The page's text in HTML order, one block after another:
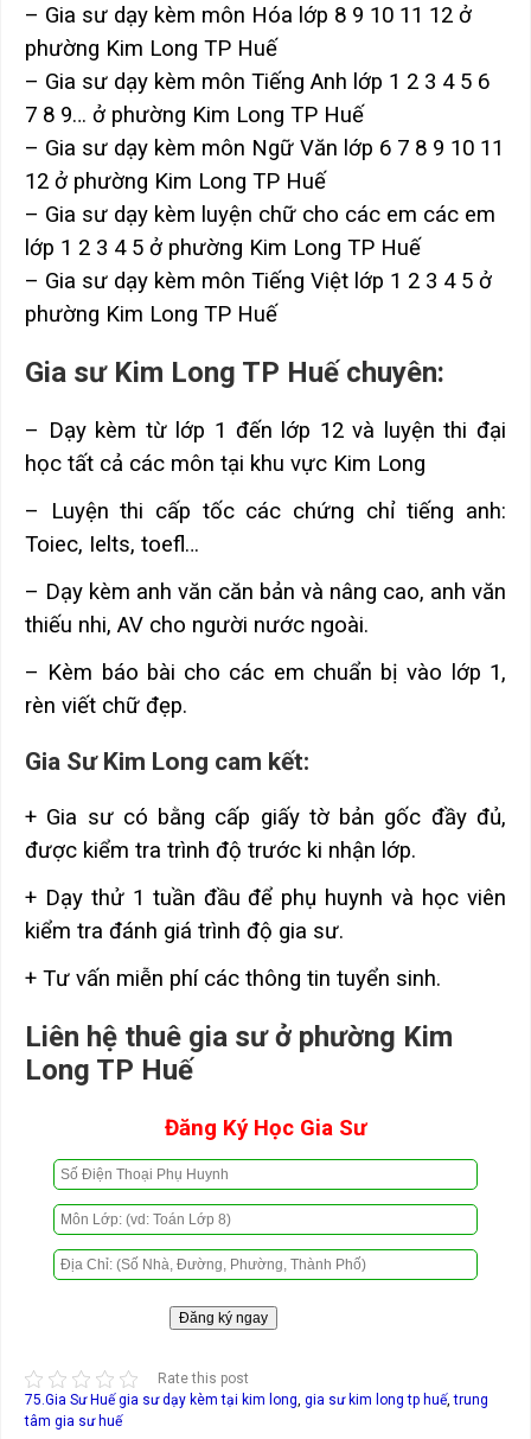
– Gia sư dạy kèm môn Hóa lớp 8 9 10 11 12 ở
phường Kim Long TP Huế
– Gia sư dạy kèm môn Tiếng Anh lớp 1 2 3 4 5 6
7 8 9… ở phường Kim Long TP Huế
– Gia sư dạy kèm môn Ngữ Văn lớp 6 7 8 9 10 11
12 ở phường Kim Long TP Huế
– Gia sư dạy kèm luyện chữ cho các em các em
lớp 1 2 3 4 5 ở phường Kim Long TP Huế
– Gia sư dạy kèm môn Tiếng Việt lớp 1 2 3 4 5 ở
phường Kim Long TP Huế
Gia sư Kim Long TP Huế chuyên:
– Dạy kèm từ lớp 1 đến lớp 12 và luyện thi đại
học tất cả các môn tại khu vực Kim Long
– Luyện thi cấp tốc các chứng chỉ tiếng anh:
Toiec, Ielts, toefl…
– Dạy kèm anh văn căn bản và nâng cao, anh văn
thiếu nhi, AV cho người nước ngoài.
– Kèm báo bài cho các em chuẩn bị vào lớp 1,
rèn viết chữ đẹp.
Gia Sư Kim Long cam kết:
+ Gia sư có bằng cấp giấy tờ bản gốc đầy đủ,
được kiểm tra trình độ trước ki nhận lớp.
+ Dạy thử 1 tuần đầu để phụ huynh và học viên
kiểm tra đánh giá trình độ gia sư.
+ Tư vấn miễn phí các thông tin tuyển sinh.
Liên hệ thuê gia sư ở phường Kim
Long TP Huế
Đăng Ký Học Gia Sư
Rate this post
75.Gia Sư Huế gia sư dạy kèm tại kim long, gia sư kim long tp huế,trung
tâm gia sư huế